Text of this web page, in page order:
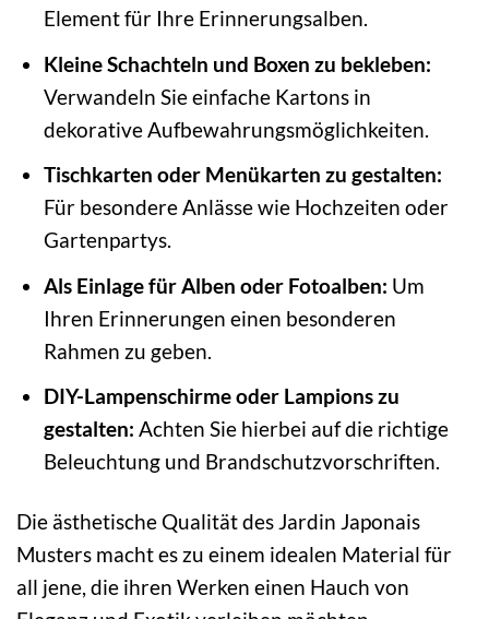
Element für Ihre Erinnerungsalben.
Kleine Schachteln und Boxen zu bekleben:
Verwandeln Sie einfache Kartons in
dekorative Aufbewahrungsmöglichkeiten.
Tischkarten oder Menükarten zu gestalten:
Für besondere Anlässe wie Hochzeiten oder
Gartenpartys.
Als Einlage für Alben oder Fotoalben: Um
Ihren Erinnerungen einen besonderen
Rahmen zu geben.
DIY-Lampenschirme oder Lampions zu
gestalten: Achten Sie hierbei auf die richtige
Beleuchtung und Brandschutzvorschriften.
Die ästhetische Qualität des Jardin Japonais
Musters macht es zu einem idealen Material für
all jene, die ihren Werken einen Hauch von